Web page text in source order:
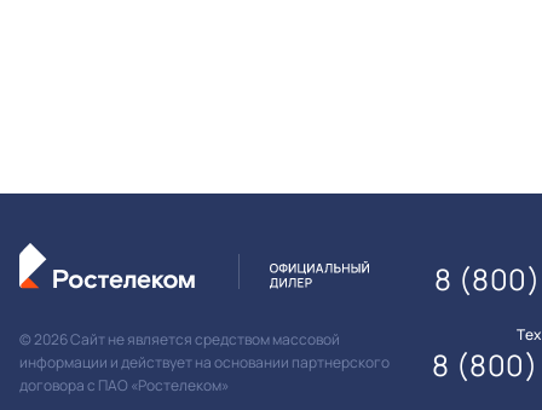
© 2026 Сайт не является средством массовой
информации и действует на основании партнерского
договора с ПАО «Ростелеком»
8
8